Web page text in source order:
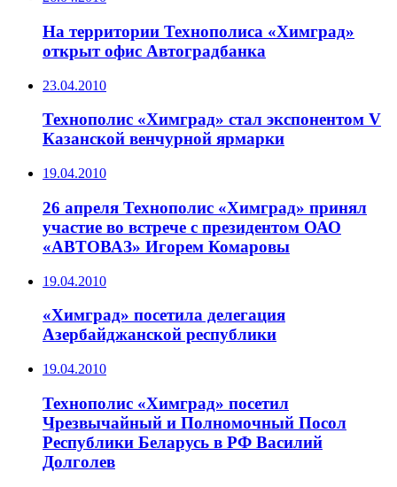
На территории Технополиса «Химград»
открыт офис Автоградбанка
23.04.2010
Технополис «Химград» стал экспонентом V
Казанской венчурной ярмарки
19.04.2010
26 апреля Технополис «Химград» принял
участие во встрече с президентом ОАО
«АВТОВАЗ» Игорем Комаровы
19.04.2010
«Химград» посетила делегация
Азербайджанской республики
19.04.2010
Технополис «Химград» посетил
Чрезвычайный и Полномочный Посол
Республики Беларусь в РФ Василий
Долголев